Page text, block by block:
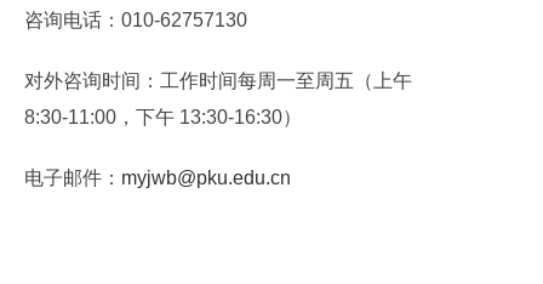
咨询电话：010-62757130
对外咨询时间：工作时间每周一至周五（上午
8:30-11:00，下午 13:30-16:30）
电子邮件： myjwb@pku.edu.cn